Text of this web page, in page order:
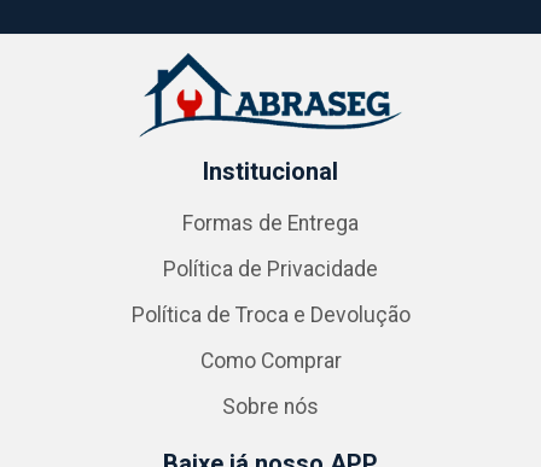
Institucional
Formas de Entrega
Política de Privacidade
Política de Troca e Devolução
Como Comprar
Sobre nós